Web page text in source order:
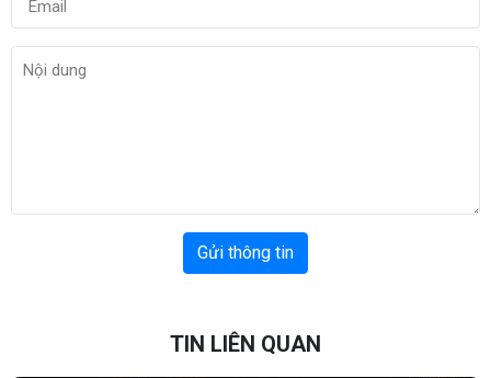
Gửi thông tin
TIN LIÊN QUAN